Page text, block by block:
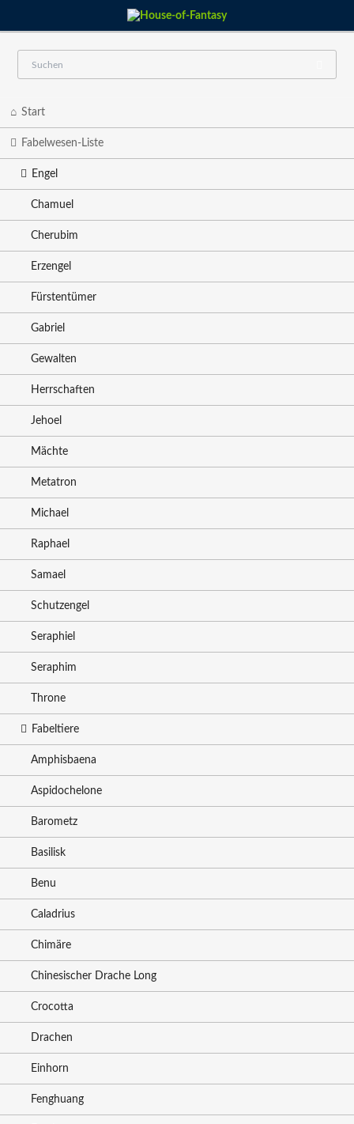
Start
Fabelwesen-Liste
Engel
Chamuel
Cherubim
Erzengel
Fürstentümer
Gabriel
Gewalten
Herrschaften
Jehoel
Mächte
Metatron
Michael
Raphael
Samael
Schutzengel
Seraphiel
Seraphim
Throne
Fabeltiere
Amphisbaena
Aspidochelone
Barometz
Basilisk
Benu
Caladrius
Chimäre
Chinesischer Drache Long
Crocotta
Drachen
Einhorn
Fenghuang